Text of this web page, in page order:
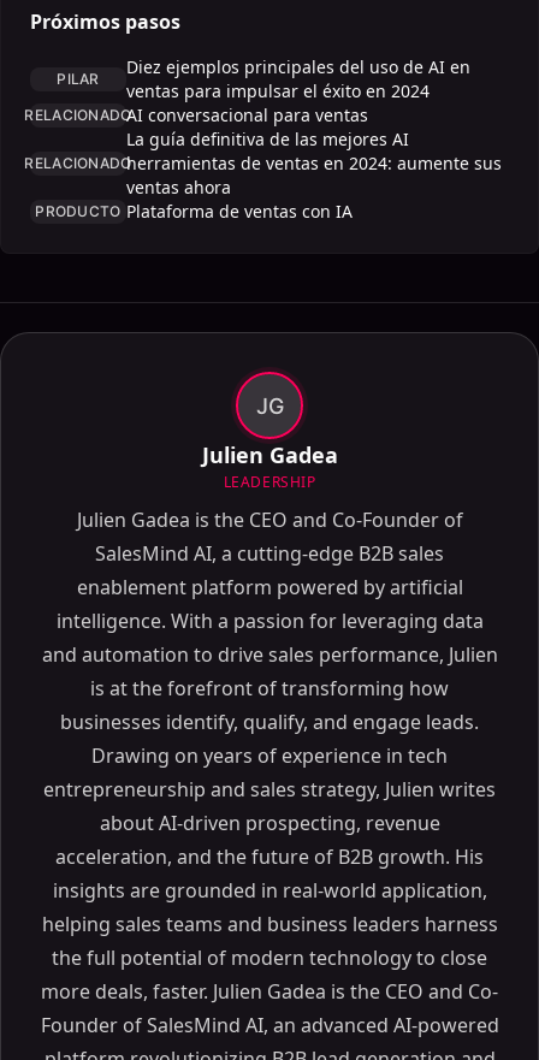
Próximos pasos
PILAR
Diez ejemplos principales del uso de AI en
ventas para impulsar el éxito en 2024
RELACIONADOAI conversacional para ventas
RELACIONADO
La guía definitiva de las mejores AI
herramientas de ventas en 2024: aumente sus
ventas ahora
PRODUCTO Plataforma de ventas con IA
JG
Julien Gadea
LEADERSHIP
Julien Gadea is the CEO and Co-Founder of
SalesMind AI, a cutting-edge B2B sales
enablement platform powered by artificial
intelligence. With a passion for leveraging data
and automation to drive sales performance, Julien
is at the forefront of transforming how
businesses identify, qualify, and engage leads.
Drawing on years of experience in tech
entrepreneurship and sales strategy, Julien writes
about AI-driven prospecting, revenue
acceleration, and the future of B2B growth. His
insights are grounded in real-world application,
helping sales teams and business leaders harness
the full potential of modern technology to close
more deals, faster. Julien Gadea is the CEO and Co-
Founder of SalesMind AI, an advanced AI-powered